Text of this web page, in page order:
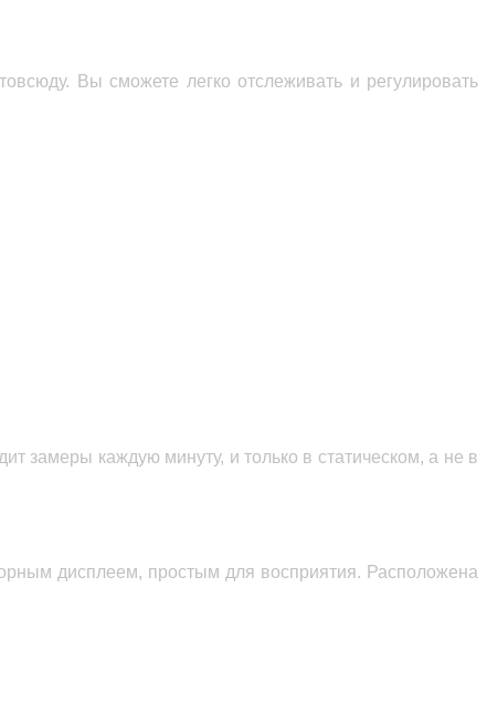
Вы сможете легко отслеживать и регулировать
замеры каждую минуту, и только в статическом, а не в
дисплеем, простым для восприятия. Расположена